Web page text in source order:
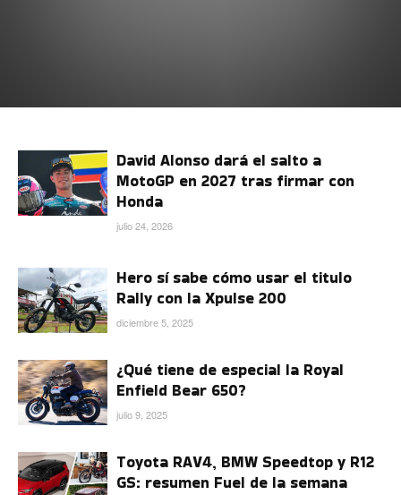
David Alonso dará el salto a
MotoGP en 2027 tras firmar con
Honda
julio 24, 2026
Hero sí sabe cómo usar el titulo
Rally con la Xpulse 200
diciembre 5, 2025
¿Qué tiene de especial la Royal
Enfield Bear 650?
julio 9, 2025
Toyota RAV4, BMW Speedtop y R12
GS: resumen Fuel de la semana